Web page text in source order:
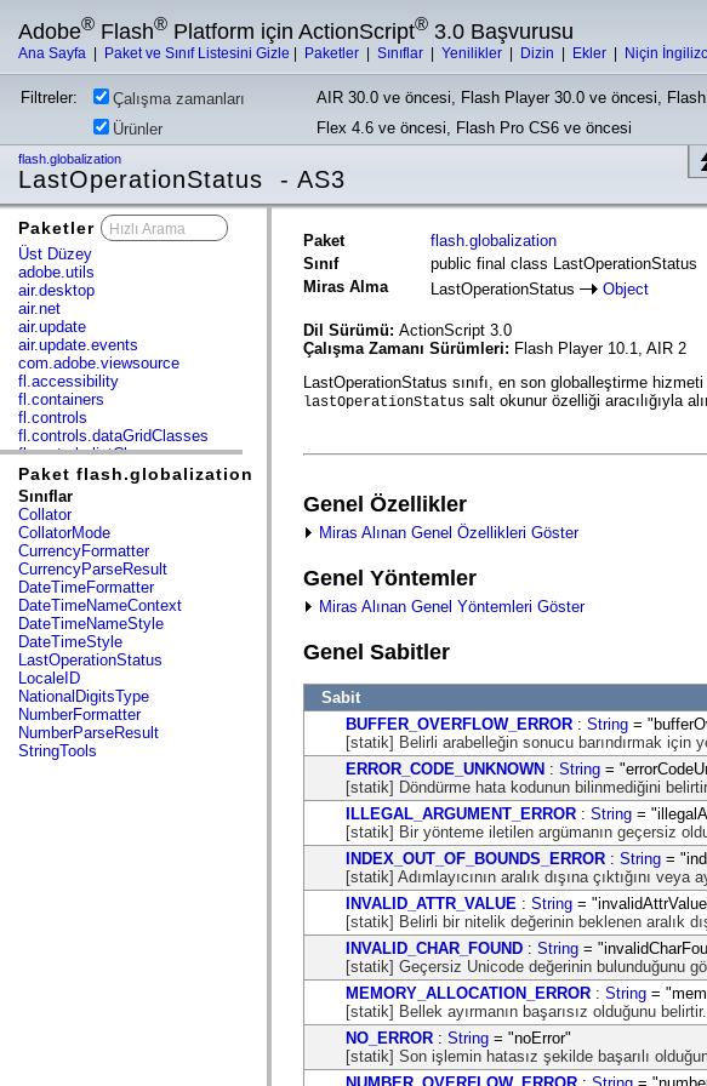
Adobe® Flash® Platform için ActionScript® 3.0 Başvurusu
Ana Sayfa Paket ve Sınıf Listesini Gizle Paketler Sınıflar Yenilikler Dizin Ekler Niçin
Filtreler: Çalışma zamanları
AIR 30.0 ve öncesi, Flash Player 30.0 ve öncesi,
Ürünler
Flex 4.6 ve öncesi, Flash Pro CS6 ve öncesi
flash.globalization
LastOperationStatus - AS3
Paketler
Üst Düzey
adobe.utils
air.desktop
air.net
air.update
air.update.events
com.adobe.viewsource
fl.accessibility
fl.containers
fl.controls
fl.controls.dataGridClasses
fl.controls.listClasses
fl.controls.progressBarClasses
fl.core
fl.data
fl.display
fl.events
fl.ik
fl.lang
fl.livepreview
fl.managers
fl.motion
fl.motion.easing
fl.rsl
fl.text
fl.transitions
fl.transitions.easing
fl.video
flash.accessibility
Paket flash.globalization
Sınıflar
Collator
CollatorMode
CurrencyFormatter
CurrencyParseResult
DateTimeFormatter
DateTimeNameContext
DateTimeNameStyle
DateTimeStyle
LastOperationStatus
LocaleID
NationalDigitsType
NumberFormatter
NumberParseResult
StringTools
Paket
flash.globalization
Sınıf
public final class LastOperationStatus
Miras Alma
LastOperationStatus Object
Dil Sürümü: ActionScript 3.0
Çalışma Zamanı Sürümleri: Flash Player 10.1, AIR 2
LastOperationStatus sınıfı, en son globalleştirme
lastOperationStatus salt okunur özelliği aracılığıyla
Genel Özellikler
Miras Alınan Genel Özellikleri Göster
Genel Yöntemler
Miras Alınan Genel Yöntemleri Göster
Genel Sabitler
Sabit
BUFFER_OVERFLOW_ERROR : String =
[statik] Belirli arabelleğin sonucu barındırmak için
ERROR_CODE_UNKNOWN : String =
[statik] Döndürme hata kodunun bilinmediğini belirtir.
ILLEGAL_ARGUMENT_ERROR : String =
[statik] Bir yönteme iletilen argümanın geçersiz
INDEX_OUT_OF_BOUNDS_ERROR : String =
[statik] Adımlayıcının aralık dışına çıktığını
INVALID_ATTR_VALUE : String =
[statik] Belirli bir nitelik değerinin beklenen aralık
INVALID_CHAR_FOUND : String =
[statik] Geçersiz Unicode değerinin bulunduğunu
MEMORY_ALLOCATION_ERROR : String =
[statik] Bellek ayırmanın başarısız olduğunu belirtir.
NO_ERROR : String = "noError"
[statik] Son işlemin hatasız şekilde başarılı
NUMBER_OVERFLOW_ERROR : String =